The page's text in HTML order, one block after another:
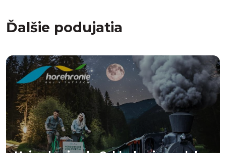
Ďalšie podujatia